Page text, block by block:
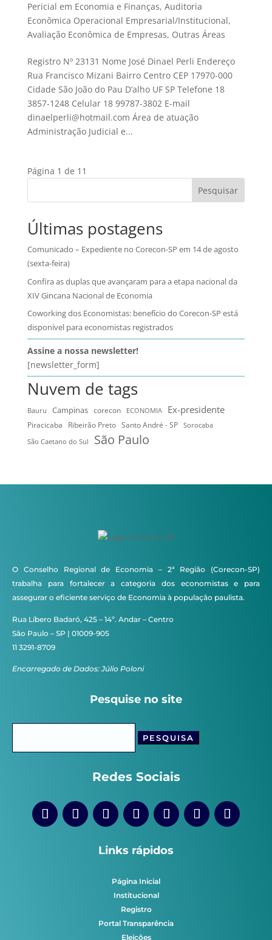
Pericial em Economia e Finanças, Auditoria
Econômica Operacional Empresarial/Institucional,
Avaliação Econômica de Empresas, Outras Áreas
Registro Nº 23131 Nome José Dinael Perli Endereço
Rua Francisco Mizani Bairro Centro CEP 17970-000
Cidade São João do Pau D’alho UF SP Telefone 18
3857-1248 Celular 18 99787-3802 E-mail
dinaelperli@hotmail.com Área de atuação
Administração Judicial e...
Página 1 de 1 1
Pesquisar
Últimas postagens
Comunicado – Expediente no Corecon-SP em 14 de agosto
(sexta-feira)
Confira as duplas que avançaram para a etapa nacional da
XIV Gincana Nacional de Economia
Coworking dos Economistas: benefício do Corecon-SP está
disponível para economistas registrados
Assine a nossa newsletter!
[newsletter_form]
Nuvem de tags
Bauru Campinas corecon ECONOMIA Ex-presidente
Piracicaba Ribeirão Preto Santo André - SP
Sorocaba
São Caetano do Sul
São Paulo
O Conselho Regional de Economia – 2ª Região (Corecon-SP)
trabalha para fortalecer a categoria dos economistas e para
assegurar o eficiente serviço de Economia à população paulista.
Rua Líbero Badaró, 425 – 14º. Andar – Centro
São Paulo – SP | 01009-905
11 3291-8709
Encarregado de Dados: Júlio Poloni
Pesquise no site
Redes Sociais
Links rápidos
Página Inicial
Institucional
Registro
Portal Transparência
Eleições